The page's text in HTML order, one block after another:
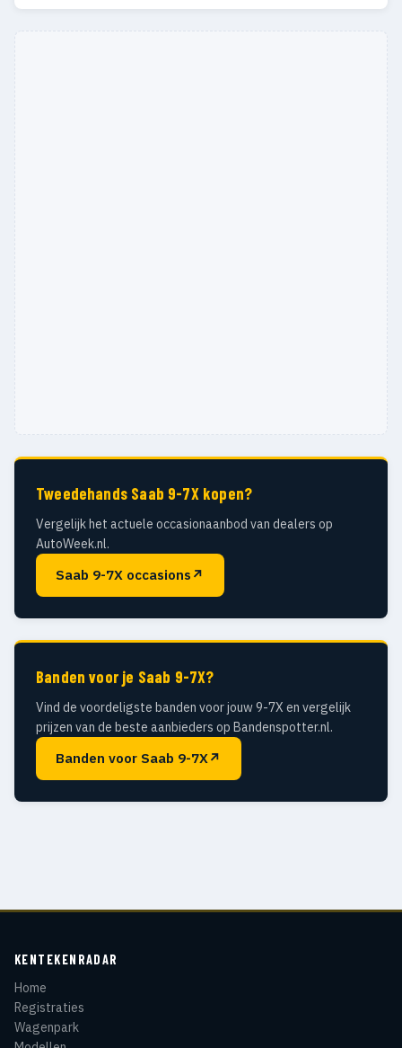
Tweedehands Saab 9-7X kopen?
Vergelijk het actuele occasionaanbod van dealers op
AutoWeek.nl.
Saab 9-7X occasions ↗
Banden voor je Saab 9-7X?
Vind de voordeligste banden voor jouw 9-7X en vergelijk
prijzen van de beste aanbieders op Bandenspotter.nl.
Banden voor Saab 9-7X↗
KENTEKENRADAR
Home
Registraties
Wagenpark